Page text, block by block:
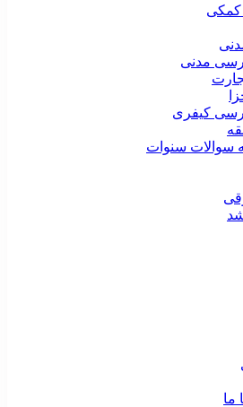
کمکی
مدنی
کیفری
سوالات سنوات
ما